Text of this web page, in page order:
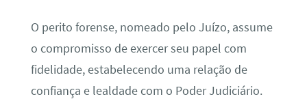
O perito forense, nomeado pelo Juízo, assume
o compromisso de exercer seu papel com
fidelidade, estabelecendo uma relação de
confiança e lealdade com o Poder Judiciário.